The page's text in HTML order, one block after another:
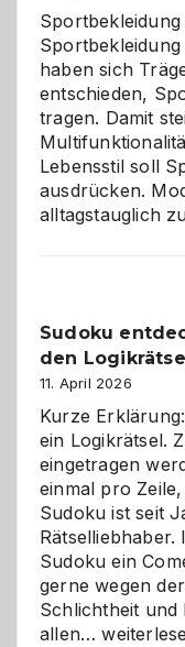
haben sich
entschieden,
tragen. Damit
Lebensstil soll
ausdrücken.
alltagstauglich
Sudoku
den
11. April 2026
Kurze
ein Logikrätsel.
eingetragen
einmal pro
Sudoku ist seit
Rätselliebhaber.
Sudoku ein
gerne wegen
Schlichtheit und
allen…Sudoku